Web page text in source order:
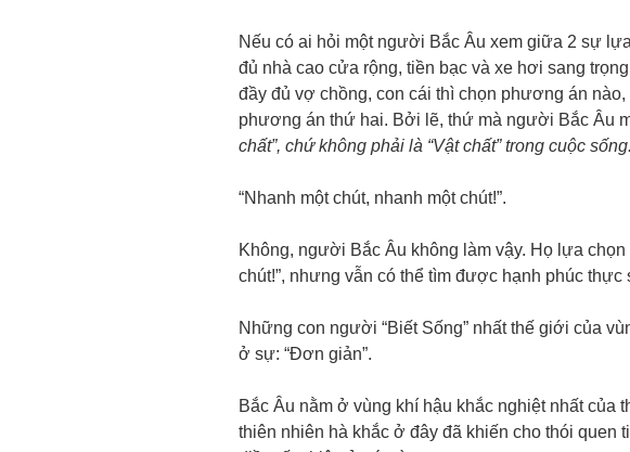
Nếu có ai hỏi một người Bắc Âu xem giữa 2 sự
đủ nhà cao cửa rộng, tiền bạc và xe hơi sang
đầy đủ vợ chồng, con cái thì chọn phương án
phương án thứ hai. Bởi lẽ, thứ mà người Bắc Âu
chất”, chứ không phải là “Vật chất” trong cuộc sống.
“Nhanh một chút, nhanh một chút!”.
Không, người Bắc Âu không làm vậy. Họ lựa chọn
chút!”, nhưng vẫn có thể tìm được hạnh phúc thực
Những con người “Biết Sống” nhất thế giới của
ở sự: “Đơn giản”.
Bắc Âu nằm ở vùng khí hậu khắc nghiệt nhất của
thiên nhiên hà khắc ở đây đã khiến cho thói quen